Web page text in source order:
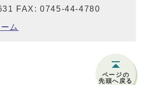
FAX: 0745-44-4780
ム
ページの
先頭へ戻る